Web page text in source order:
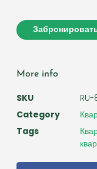
More info
SKU
RU-
Category
Tags